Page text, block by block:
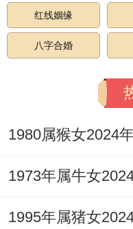
庚申猴人于丙午
作用，此星主孤
对于单身者来讲
异性缘分出现，
强势或社会地位
场合或带有功利
大。
红线姻缘
八字合婚